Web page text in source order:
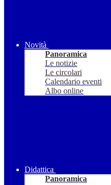
Novità
Panoramica
Le notizie
Le circolari
Calendario eventi
Albo online
Didattica
Panoramica